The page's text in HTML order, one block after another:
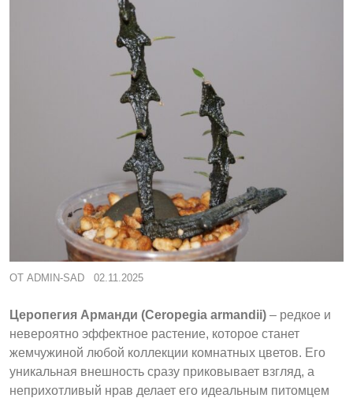
ОТ ADMIN-SAD 02.11.2025
Церопегия Арманди (Ceropegia armandii) – редкое и
невероятно эффектное растение, которое станет
жемчужиной любой коллекции комнатных цветов. Его
уникальная внешность сразу приковывает взгляд, а
неприхотливый нрав делает его идеальным питомцем